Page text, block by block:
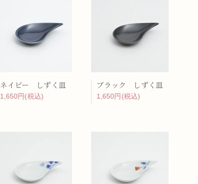
ネイビー しずく皿
1,650円(税込)
ブラック しずく皿
1,650円(税込)